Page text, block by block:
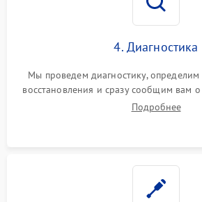
4. Диагностика
Мы проведем диагностику,
восстановления и сразу сообщим вам
Подробнее